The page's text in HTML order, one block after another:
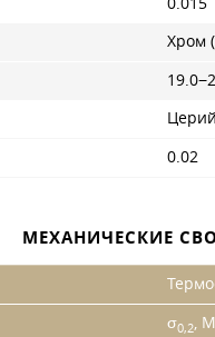
Хром
0.02
МЕХАНИЧЕСКИЕ
σ0,2,